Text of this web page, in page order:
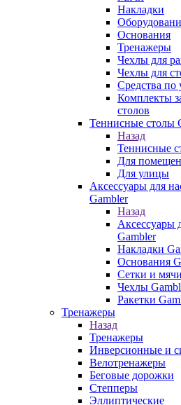
Накладки
Основания
Тренажеры
Чехлы для
Чехлы для
Средства по
Комплекты
столов
Теннисные столы
Назад
Теннисные
Для
Для улицы
Аксессуары для
Gambler
Назад
Аксессуары
Gambler
Накладки
Основания
Сетки и
Чехлы
Ракетки
Тренажеры
Назад
Тренажеры
Инверсионные и
Велотренажеры
Беговые дорожки
Степперы
Эллиптические